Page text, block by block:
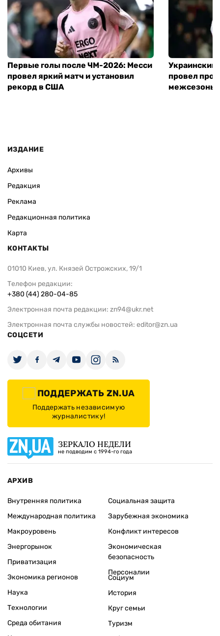
Первые голы после ЧМ-2026: Месси
провел яркий матч и установил
рекорд в США
Украинский
провел
межсезонье
ИЗДАНИЕ
Архивы
Редакция
Реклама
Редакционная политика
Карта
КОНТАКТЫ
01010 Киев, ул. Князей Острожских, 19/1
Телефон редакции:
+380 (44) 280-04-85
Электронная почта редакции: zn94@ukr.net
Электронная почта службы новостей: editor@zn.ua
СОЦСЕТИ
ПОДДЕРЖАТЬ ZN.UA
Поддержать независимую
журналистику!
ЗЕРКАЛО НЕДЕЛИ
не подводим с 1994-го года
АРХИВ
Внутренняя политика
Международная политика
Макроуровень
Энергорынок
Приватизация
Экономика регионов
Социальная защита
Зарубежная экономика
Конфликт интересов
Экономическая
безопасность
Персоналии
Наука
Технологии
Среда обитания
Социум
История
Круг семьи
Туризм